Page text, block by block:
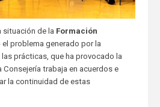
situación de la Formación
el problema generado por la
prácticas, que ha provocado la
Consejería trabaja en acuerdos e
la continuidad de estas